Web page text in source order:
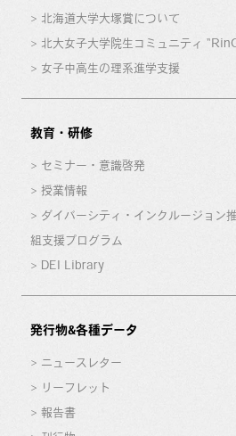
北海道大学大塚賞について
北大女子大学院生コミュニティ
女子中高生の理系進学支援
教育・研修
セミナー・意識啓発
授業情報
ダイバーシティ・インクルージョン
組支援プログラム
DEI Library
発行物&各種データ
ニュースレター
リーフレット
報告書